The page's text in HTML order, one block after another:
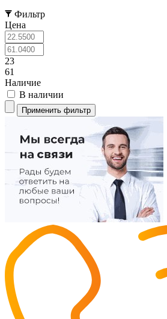
Фильтр
Цена
23
61
Наличие
В наличии